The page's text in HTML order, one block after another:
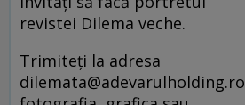
revistei Dilema veche.
Trimiteţi la adresa
dilemata@adevarulholding.ro